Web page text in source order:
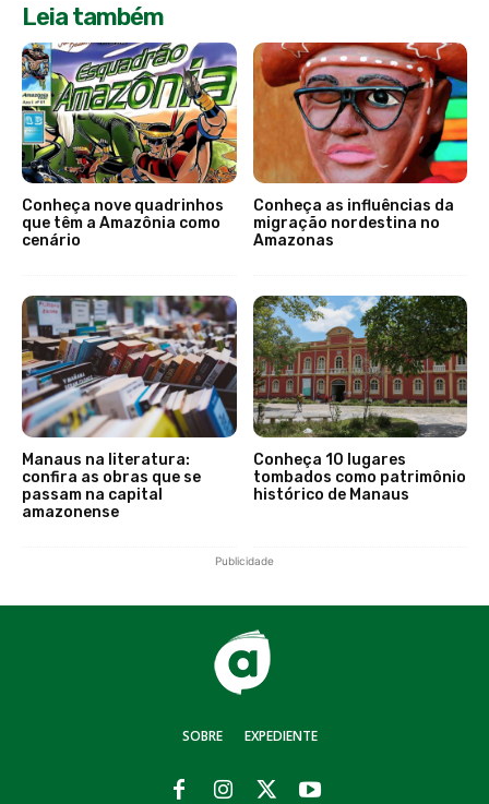
Leia também
Conheça nove quadrinhos
que têm a Amazônia como
cenário
Conheça as influências da
migração nordestina no
Amazonas
Manaus na literatura:
confira as obras que se
passam na capital
amazonense
Conheça 10 lugares
tombados como patrimônio
histórico de Manaus
Publicidade
SOBRE EXPEDIENTE